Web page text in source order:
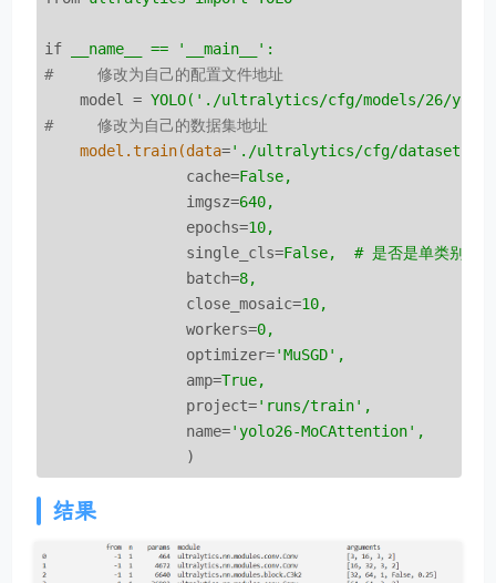
if
__name__ == '__main__':
#     修改为自己的配置文件地址
model
= YOLO('./ultralytics/cfg/models/26/
#     修改为自己的数据集地址
model.train(data='./ultralytics/cfg/datasets/
cache=False,
imgsz=640,
epochs=10,
single_cls=False,  # 是否是单类别检测
batch=8,
close_mosaic=10,
workers=0,
optimizer='MuSGD',
amp=True,
project='runs/train',
name='yolo26-MoCAttention',
)
结果